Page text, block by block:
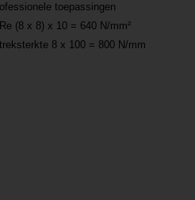
toepassingen
(8 x 8) x 10 = 640 N/mm²
8 x 100 = 800 N/mm